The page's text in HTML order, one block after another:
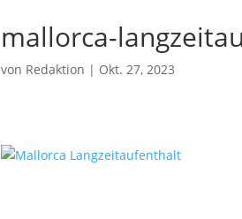
mallorca-
von Redaktion | Okt. 27, 2023